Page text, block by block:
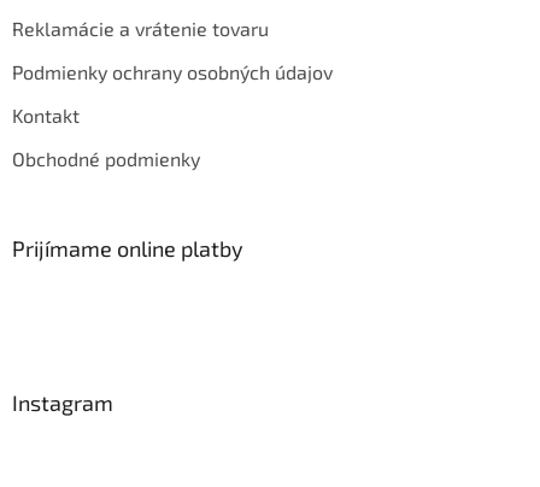
Reklamácie a vrátenie tovaru
Podmienky ochrany osobných údajov
Kontakt
Obchodné podmienky
Prijímame online platby
Instagram